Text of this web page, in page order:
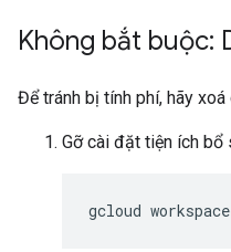
Không bắt buộc:
Để tránh bị tính phí, hãy
Gỡ cài đặt tiện ích bổ
gcloud